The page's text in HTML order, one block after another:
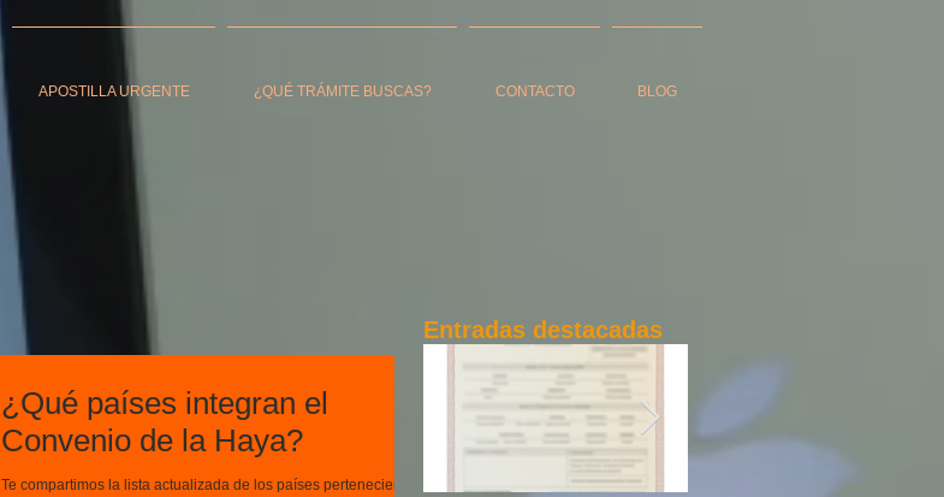
APOSTILLA URGENTE ¿QUÉ TRÁMITE BUSCAS? CONTACTO BLOG
¿Qué países integran el
Convenio de la Haya?
Te compartimos la lista actualizada de los países pertenecientes
Entradas destacadas